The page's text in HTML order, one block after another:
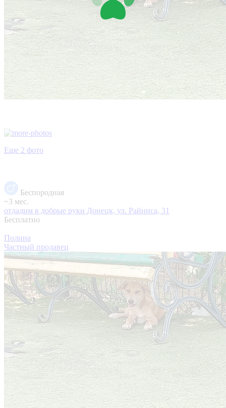
Еще 2 фото
Беспородная
~3 мес.
отдадим в добрые руки Донецк, ул. Райниса, 31
Бесплатно
Полина
Частный продавец